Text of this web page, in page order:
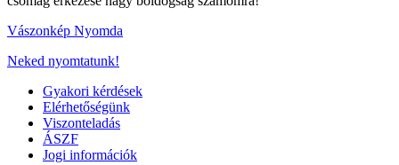
Vászonkép Nyomda
Neked nyomtatunk!
Gyakori kérdések
Elérhetőségünk
Viszonteladás
ÁSZF
Jogi információk